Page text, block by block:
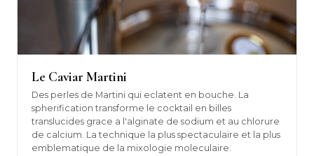
Le Caviar Martini
Des perles de Martini qui eclatent en bouche. La
spherification transforme le cocktail en billes
translucides grace a l'alginate de sodium et au chlorure
de calcium. La technique la plus spectaculaire et la plus
emblematique de la mixologie moleculaire.